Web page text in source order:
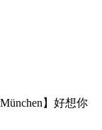
München】好想你